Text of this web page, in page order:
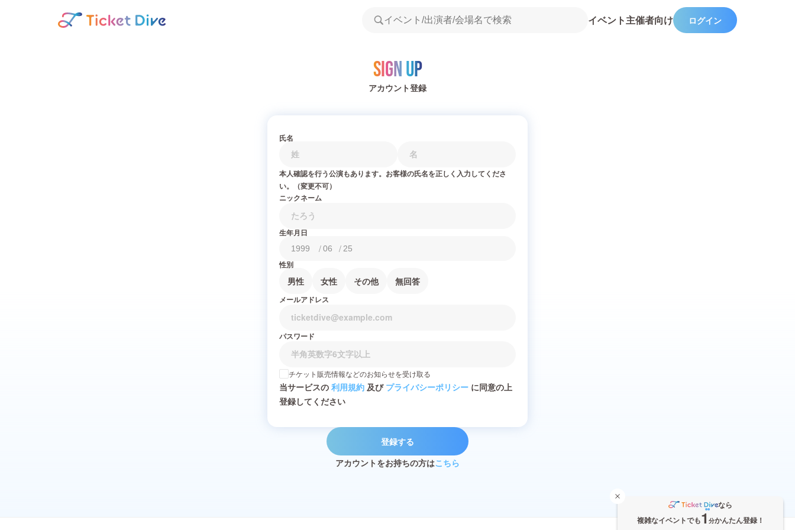
イベント主催者向け ログイン
Sign Up
アカウント登録
氏名
本人確認を行う公演もあります。お客様の氏名を正しく入力してくださ
い。（変更不可）
ニックネーム
生年月日
/ /
性別
男性 女性 その他 無回答
メールアドレス
パスワード
チケット販売情報などのお知らせを受け取る
当サービスの 利用規約 及び プライバシーポリシー に同意の上
登録してください
登録する
アカウントをお持ちの方はこちら
なら
複雑なイベントでも1 分かんたん登録！